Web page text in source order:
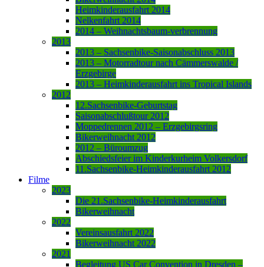
Heimkinderausfahrt 2014
Nelkenfahrt 2014
2014 – Weihnachtsbaum-verbrennung
2013
2013 – Sachsenbike-Saisonabschluss 2013
2013 – Motorradtour nach Cämmerswalde /
Erzgebirge
2013 – Heimkinderausfahrt ins Tropical Islands
2012
12.Sachsenbike-Geburtstag
Saisonabschlußtour 2012
Moppedrennen 2012 – Erzgebirgsring
Bikerweihnacht 2012
2012 – Büroumzug
Abschiedsfeier im Kinderkurheim Volkersdorf
11.Sachsenbike-Heimkinderausfahrt 2012
Filme
2023
Die 21.Sachsenbike-Heimkinderausfahrt
Bikerweihnacht
2022
Vereinsausfahrt 2022
Bikerweihnacht 2022
2021
Begleitung US Car Convention in Dresden –